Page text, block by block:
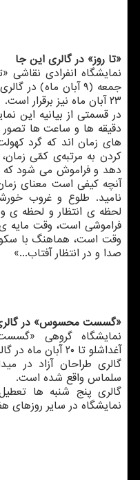
«تا روز» در گالری این جا
نمایشگاه انفرادی نقاشی
جمعه (۹ آبان ماه)
۲۳ آبان ماه نیز برقرار است.
در قسمتی از بیانیه این
دقیقه ها و ساعت ها تصور
های زمان اند که گرد
کردن به مرتبه‌ی کمّی
دهد و فراموش می شود که
آنچه کیفی است معنای
نامید. طلوع و غروب
لحظه­ ی انتظار و لحظه­ ی
فراموشی است، وقت مایه
وقت است، هماهنگ با
صدا و در انتظار آفتاب...»
«گسست محسوس» در گالری
نمایشگاه گروهی
آغداشلو تا ۲۰ آبان ماه در گالری طراحان آزاد برگزار است.
گالری طراحان آزاد در
سلماس واقع شده است.
گالری پنج شنبه ها
نمایشگاه در سایر روزهای هفته از ساعت